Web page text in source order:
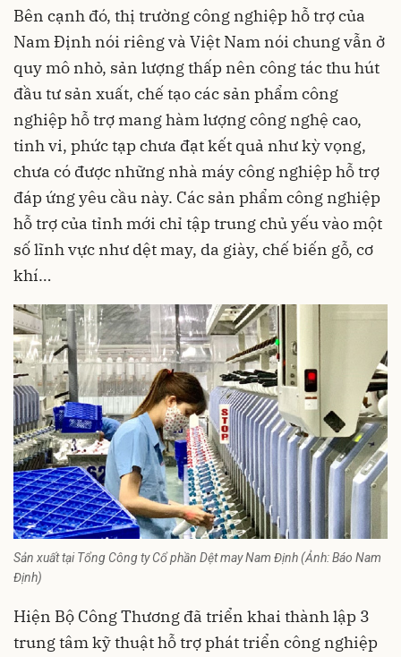
Bên cạnh đó, thị trường công nghiệp hỗ trợ của
Nam Định nói riêng và Việt Nam nói chung vẫn ở
quy mô nhỏ, sản lượng thấp nên công tác thu hút
đầu tư sản xuất, chế tạo các sản phẩm công
nghiệp hỗ trợ mang hàm lượng công nghệ cao,
tinh vi, phức tạp chưa đạt kết quả như kỳ vọng,
chưa có được những nhà máy công nghiệp hỗ trợ
đáp ứng yêu cầu này. Các sản phẩm công nghiệp
hỗ trợ của tỉnh mới chỉ tập trung chủ yếu vào một
số lĩnh vực như dệt may, da giày, chế biến gỗ, cơ
khí…
Sản xuất tại Tổng Công ty Cổ phần Dệt may Nam Định (Ảnh: Báo Nam
Định)
Hiện Bộ Công Thương đã triển khai thành lập 3
trung tâm kỹ thuật hỗ trợ phát triển công nghiệp